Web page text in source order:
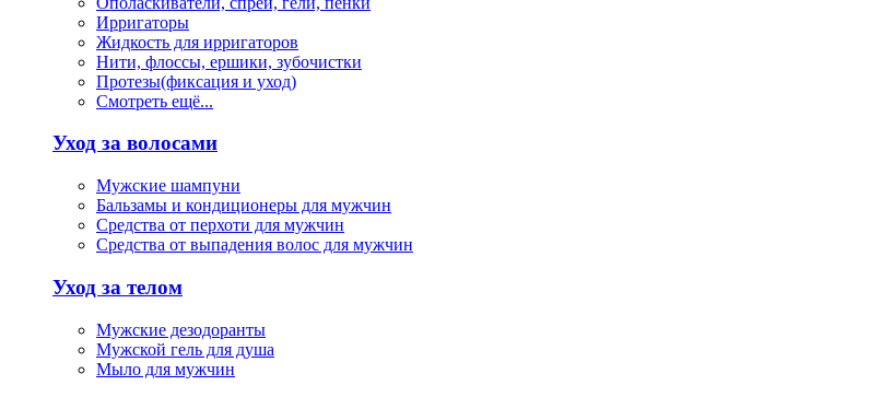
Ирригаторы
Жидкость для ирригаторов
Нити, флосcы, ершики, зубочистки
Протезы(фиксация и уход)
Смотреть ещё...
Уход за волосами
Мужские шампуни
Бальзамы и кондиционеры для мужчин
Средства от перхоти для мужчин
Средства от выпадения волос для мужчин
Уход за телом
Мужские дезодоранты
Мужской гель для душа
Мыло для мужчин